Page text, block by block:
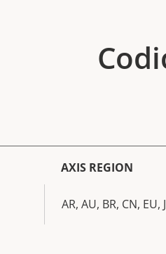
AXIS REGION
AR, AU, BR, CN, EU,